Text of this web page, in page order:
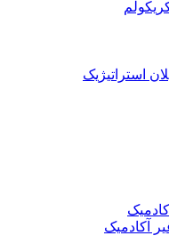
استراتیژیک
آکادمیک